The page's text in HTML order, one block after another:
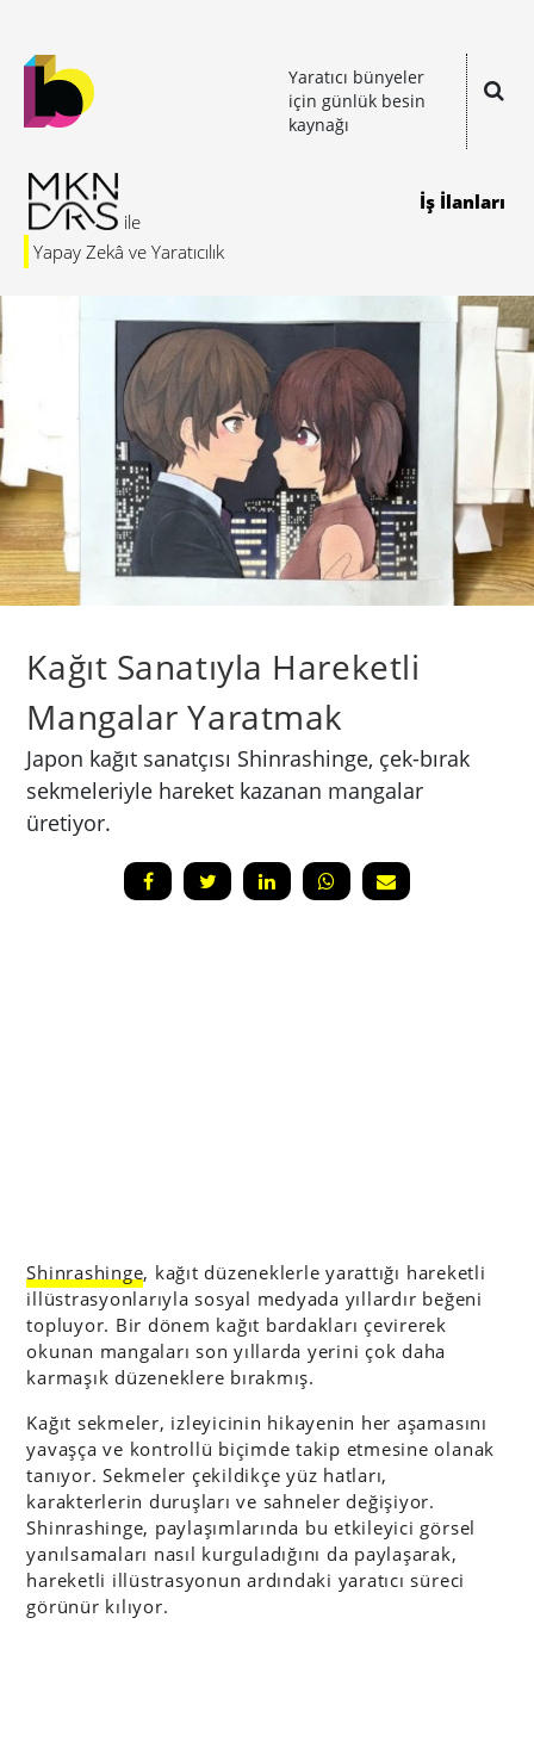
Yaratıcı bünyeler
için günlük besin
kaynağı
Yapay Zekâ ve Yaratıcılık
İş İlanları
Kağıt Sanatıyla Hareketli
Mangalar Yaratmak
Japon kağıt sanatçısı Shinrashinge, çek-bırak
sekmeleriyle hareket kazanan mangalar
üretiyor.
Shinrashinge, kağıt düzeneklerle yarattığı hareketli
illüstrasyonlarıyla sosyal medyada yıllardır beğeni
topluyor. Bir dönem kağıt bardakları çevirerek
okunan mangaları son yıllarda yerini çok daha
karmaşık düzeneklere bırakmış.
Kağıt sekmeler, izleyicinin hikayenin her aşamasını
yavaşça ve kontrollü biçimde takip etmesine olanak
tanıyor. Sekmeler çekildikçe yüz hatları,
karakterlerin duruşları ve sahneler değişiyor.
Shinrashinge, paylaşımlarında bu etkileyici görsel
yanılsamaları nasıl kurguladığını da paylaşarak,
hareketli illüstrasyonun ardındaki yaratıcı süreci
görünür kılıyor.